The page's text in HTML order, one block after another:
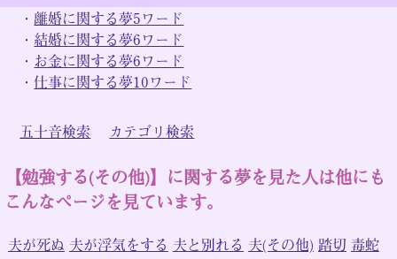
・ 離婚に関する夢5ワード
・ 結婚に関する夢6ワード
・ お金に関する夢6ワード
・仕事に関する夢10ワード
五十音検索 カテゴリ検索
【勉強する(その他)】に関する夢を見た人は他にも
こんなページを見ています。
夫が死ぬ 夫が浮気をする 夫と別れる 夫(その他) 踏切 毒蛇